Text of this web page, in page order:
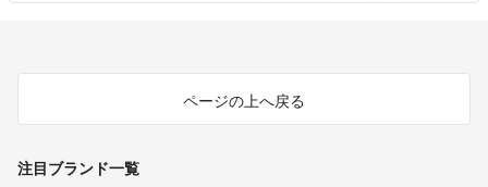
ページの上へ戻る
注目ブランド一覧